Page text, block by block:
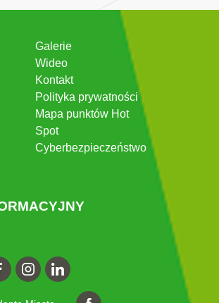
Galerie
Wideo
Kontakt
Polityka prywatności
Mapa punktów Hot
Spot
Cyberbezpieczeństwo